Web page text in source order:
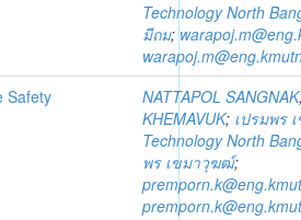
Technology North
มีถม;
Safety
NATTAPOL SANGNAK
KHEMAVUK; เปรมพร
Technology North
พร เขมาวุฆฒ์;